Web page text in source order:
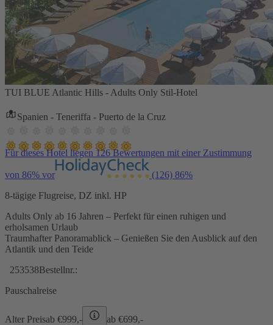
TUI BLUE Atlantic Hills - Adults Only Stil-Hotel
Spanien - Teneriffa - Puerto de la Cruz
Für dieses Hotel liegen 126 Bewertungen mit einer Zustimmung
von 86% vor (126) 86%
8-tägige Flugreise, DZ inkl. HP
Adults Only ab 16 Jahren – Perfekt für einen ruhigen und
erholsamen Urlaub
Traumhafter Panoramablick – Genießen Sie den Ausblick auf den
Atlantik und den Teide
253538Bestellnr.:
Pauschalreise
Alter Preisab €999,- ab €699,-